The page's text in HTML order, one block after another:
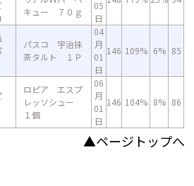
キュー ７０ｇ
05
日
パスコ 宇治抹
茶タルト １Ｐ
04
月
01
日
146 109% 6% 85
ロピア エスプ
レッソシュー
１個
06
月
01
日
146 104% 8% 86
▲ページトップへ